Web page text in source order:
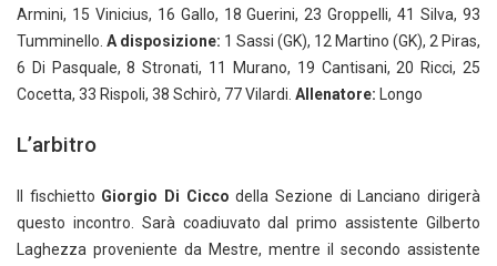
Armini, 15 Vinicius, 16 Gallo, 18 Guerini, 23 Groppelli, 41 Silva, 93
Tumminello. A disposizione: 1 Sassi (GK), 12 Martino (GK), 2 Piras,
6 Di Pasquale, 8 Stronati, 11 Murano, 19 Cantisani, 20 Ricci, 25
Cocetta, 33 Rispoli, 38 Schirò, 77 Vilardi. Allenatore: Longo
L’arbitro
Il fischietto Giorgio Di Cicco della Sezione di Lanciano dirigerà
questo incontro. Sarà coadiuvato dal primo assistente Gilberto
Laghezza proveniente da Mestre, mentre il secondo assistente